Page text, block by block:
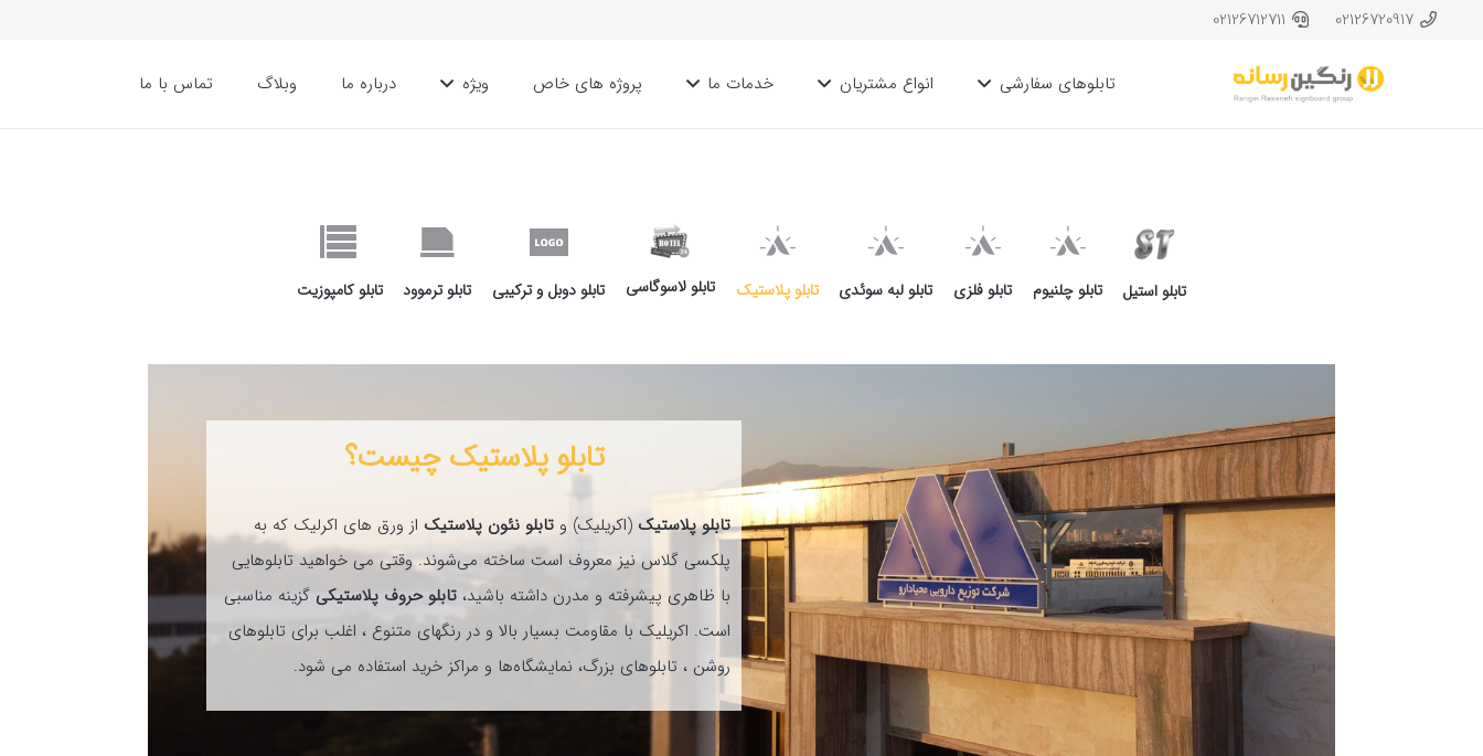
02126720917
02126712711
تابلوهای سفارشی انواع مشتریان خدمات ما پروژه های خاص ویژه درباره ما وبلاگ تماس با ما
تابلو استیل تابلو چلنیوم تابلو فلزی تابلو لبه سوئدی تابلو پلاستیک تابلو لاسوگاسی تابلو دوبل و ترکیبی تابلو ترموود تابلو کامپوزیت
تابلو پلاستیک چیست؟
تابلو پلاستیک (اکریلیک) و تابلو نئون پلاستیک از ورق های اکرلیک که به
پلکسی گلاس نیز معروف است ساخته می‌شوند. وقتی می خواهید تابلوهایی
با ظاهری پیشرفته و مدرن داشته باشید، تابلو حروف پلاستیکی گزینه مناسبی
است. اکریلیک با مقاومت بسیار بالا و در رنگهای متنوع ، اغلب برای تابلوهای
روشن ، تابلوهای بزرگ، نمایشگاه‌ها و مراکز خرید استفاده می شود.